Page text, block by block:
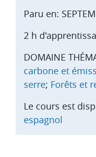
Paru en:
2 h
DOMAINE
carbone et
serre; Forêts et
Le cours est
espagnol